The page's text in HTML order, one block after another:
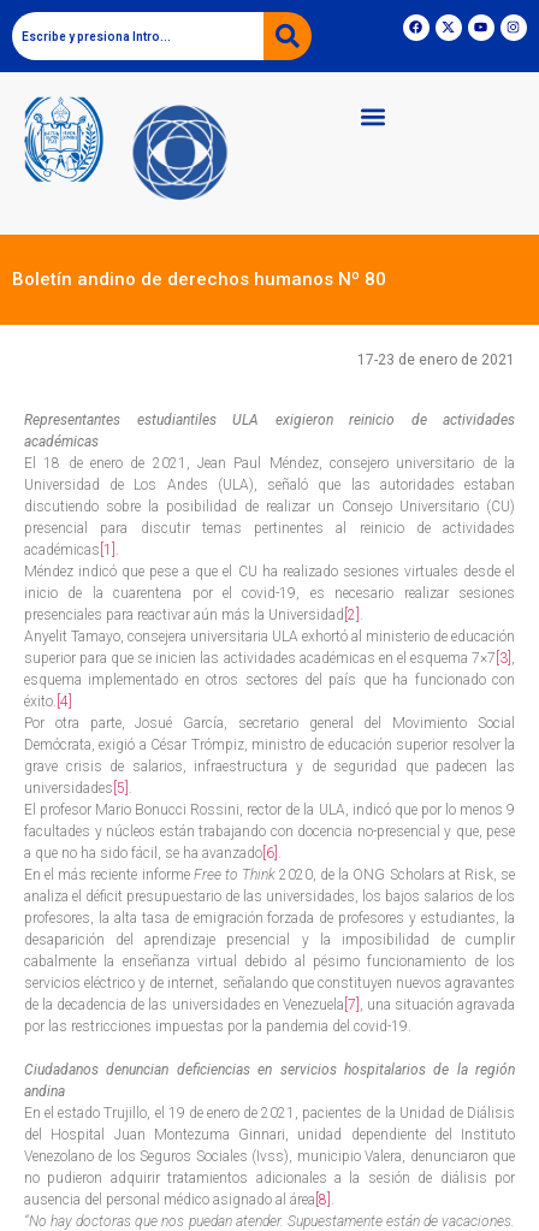
Boletín andino de derechos humanos Nº 80
17-23 de enero de 2021
Representantes estudiantiles ULA exigieron reinicio de actividades
académicas
El 18 de enero de 2021, Jean Paul Méndez, consejero universitario de la
Universidad de Los Andes (ULA), señaló que las autoridades estaban
discutiendo sobre la posibilidad de realizar un Consejo Universitario (CU)
presencial para discutir temas pertinentes al reinicio de actividades
académicas [1] .
Méndez indicó que pese a que el CU ha realizado sesiones virtuales desde el
inicio de la cuarentena por el covid-19, es necesario realizar sesiones
presenciales para reactivar aún más la Universidad [2] .
Anyelit Tamayo, consejera universitaria ULA exhortó al ministerio de educación
superior para que se inicien las actividades académicas en el esquema 7×7 [3] ,
esquema implementado en otros sectores del país que ha funcionado con
éxito. [4]
Por otra parte, Josué García, secretario general del Movimiento Social
Demócrata, exigió a César Trómpiz, ministro de educación superior resolver la
grave crisis de salarios, infraestructura y de seguridad que padecen las
universidades [5] .
El profesor Mario Bonucci Rossini, rector de la ULA, indicó que por lo menos 9
facultades y núcleos están trabajando con docencia no-presencial y que, pese
a que no ha sido fácil, se ha avanzado [6] .
En el más reciente informe Free to Think2020, de la ONG Scholars at Risk, se
analiza el déficit presupuestario de las universidades, los bajos salarios de los
profesores, la alta tasa de emigración forzada de profesores y estudiantes, la
desaparición del aprendizaje presencial y la imposibilidad de cumplir
cabalmente la enseñanza virtual debido al pésimo funcionamiento de los
servicios eléctrico y de internet, señalando que constituyen nuevos agravantes
de la decadencia de las universidades en Venezuela [7] , una situación agravada
por las restricciones impuestas por la pandemia del covid-19.
Ciudadanos denuncian deficiencias en servicios hospitalarios de la región
andina
En el estado Trujillo, el 19 de enero de 2021, pacientes de la Unidad de Diálisis
del Hospital Juan Montezuma Ginnari, unidad dependiente del Instituto
Venezolano de los Seguros Sociales (Ivss), municipio Valera, denunciaron que
no pudieron adquirir tratamientos adicionales a la sesión de diálisis por
ausencia del personal médico asignado al área [8] .
“No hay doctoras que nos puedan atender. Supuestamente están de vacaciones.